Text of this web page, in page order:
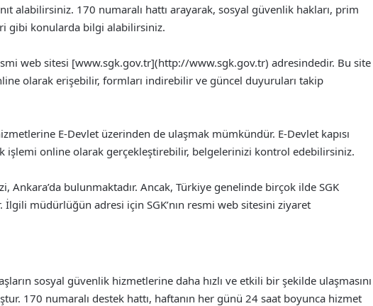
alabilirsiniz. 170 numaralı hattı arayarak, sosyal güvenlik hakları, prim
gibi konularda bilgi alabilirsiniz.
web sitesi [www.sgk.gov.tr](http://www.sgk.gov.tr) adresindedir. Bu site
olarak erişebilir, formları indirebilir ve güncel duyuruları takip
E-Devlet üzerinden de ulaşmak mümkündür. E-Devlet kapısı
işlemi online olarak gerçekleştirebilir, belgelerinizi kontrol edebilirsiniz.
Ankara’da bulunmaktadır. Ancak, Türkiye genelinde birçok ilde SGK
müdürlüğün adresi için SGK’nın resmi web sitesini ziyaret
sosyal güvenlik hizmetlerine daha hızlı ve etkili bir şekilde ulaşmasını
170 numaralı destek hattı, haftanın her günü 24 saat boyunca hizmet